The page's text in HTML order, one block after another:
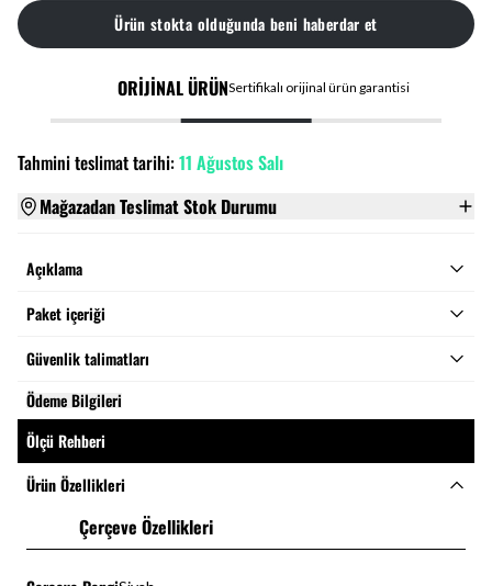
Ürün stokta olduğunda beni haberdar et
ORİJİNAL ÜRÜNSertifikalı orijinal ürün garantisi
Tahmini teslimat tarihi:11 Ağustos Salı
Mağazadan Teslimat Stok Durumu
Açıklama
Paket içeriği
Güvenlik talimatları
Ödeme Bilgileri
Ölçü Rehberi
Ürün Özellikleri
Çerçeve Özellikleri